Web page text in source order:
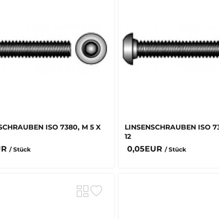
ISO 7380, M 5 X
/ Stück
LINSENSCHRAUBEN ISO
12
0,05EUR/ Stück